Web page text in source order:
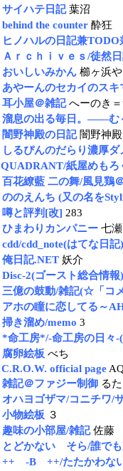
サイハテ日記 葉沼
behind the counter 酔狂
ヒノハルの日記兼
Ａｒｃｈｉｖｅｓ/徒然
おいしいみかん 櫛ヶ浜
あやーんのセカイのスキ
耳小屋＠雑記 へーのき
溜息の出る毎日。――
闇野神殿の日記 闇野神殿
しるぴんのだらり濃厚ダ
QUADRANT/紙屋めもろ
百花繚藍 二の舞/風見鶏
ののえんち (又の名を
噂と評判[改] 283
ひまわりカンパニー 七
cdd/cdd_note(はてな日記)
俺日記.NET 妖介
Disc-2(ゴースト総合情報)
三億の鼓動/雑記(☆「コ
アホの瞳に恋してる～
掃き溜め/memo 3
*命工房*/-命工房の日々-
腐卵絵板 べち
C.R.O.W. official page
雑記＠ファジー制御 る
オハヨゴザマ/コニチワ/
小物絵板 ３
趣味の小部屋/雑記 佐藤
とどかない そら/誰で
++ -B ++/たたかわな